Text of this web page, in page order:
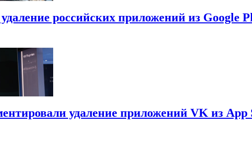
российских приложений из Google
удаление приложений VK из App